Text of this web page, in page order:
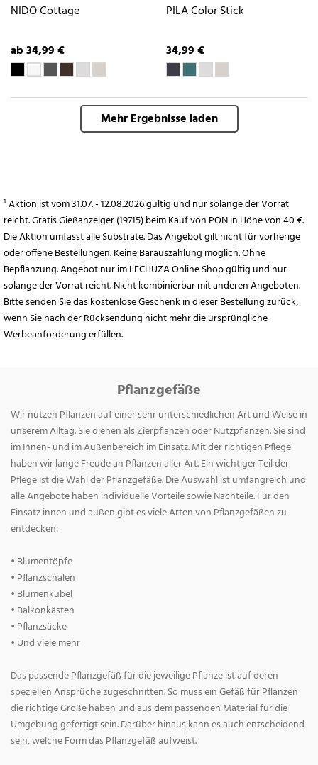
NIDO Cottage
ab 34,99 €
PILA Color Stick
34,99 €
Mehr Ergebnisse laden
¹ Aktion ist vom 31.07. - 12.08.2026 gültig und nur solange der Vorrat
reicht. Gratis Gießanzeiger (19715) beim Kauf von PON in Höhe von 40 €.
Die Aktion umfasst alle Substrate. Das Angebot gilt nicht für vorherige
oder offene Bestellungen. Keine Barauszahlung möglich. Ohne
Bepflanzung. Angebot nur im LECHUZA Online Shop gültig und nur
solange der Vorrat reicht. Nicht kombinierbar mit anderen Angeboten.
Bitte senden Sie das kostenlose Geschenk in dieser Bestellung zurück,
wenn Sie nach der Rücksendung nicht mehr die ursprüngliche
Werbeanforderung erfüllen.
Pflanzgefäße
Wir nutzen Pflanzen auf einer sehr unterschiedlichen Art und Weise in
unserem Alltag. Sie dienen als Zierpflanzen oder Nutzpflanzen. Sie sind
im Innen- und im Außenbereich im Einsatz. Mit der richtigen Pflege
haben wir lange Freude an Pflanzen aller Art. Ein wichtiger Teil der
Pflege ist die Wahl der Pflanzgefäße. Die Auswahl ist umfangreich und
alle Angebote haben individuelle Vorteile sowie Nachteile. Für den
Einsatz innen und außen gibt es viele Arten von Pflanzgefäßen zu
entdecken:
• Blumentöpfe
• Pflanzschalen
• Blumenkübel
• Balkonkästen
• Pflanzsäcke
• Und viele mehr
Das passende Pflanzgefäß für die jeweilige Pflanze ist auf deren
speziellen Ansprüche zugeschnitten. So muss ein Gefäß für Pflanzen
die richtige Größe haben und aus dem passenden Material für die
Umgebung gefertigt sein. Darüber hinaus kann es auch entscheidend
sein, welche Form das Pflanzgefäß aufweist.